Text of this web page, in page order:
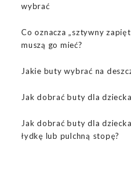
wybrać
Co oznacza „sztywny
muszą go mieć?
Jakie buty wybrać na
Jak dobrać buty dla
Jak dobrać buty dla
łydkę lub pulchną stopę?